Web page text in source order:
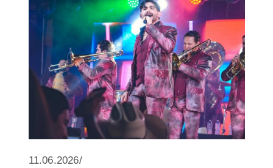
11.06.2026/